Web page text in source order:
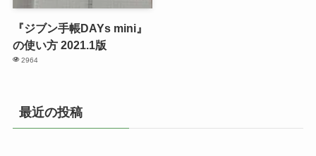
『ジブン手帳DAYs mini』
の使い方 2021.1版
2964
最近の投稿